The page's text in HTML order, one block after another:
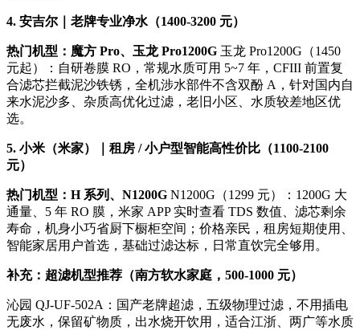
4. 安吉尔｜老牌专业净水（1400-3200 元）
热门机型：魔方 Pro、玉龙 Pro1200G 玉龙 Pro1200G（1450
元起）：自研卷膜 RO，常规水质可用 5~7 年，CFIII 前置复
合滤芯拦截泥沙铁锈，全机涉水部件不含双酚 A，针对国内自
来水泥沙多、杂质高优化过滤，老旧小区、水质较差地区优
选。
5. 小米（米家）｜租房 / 小户型智能高性价比（1100-2100
元）
热门机型：H 系列、N1200G N1200G（1299 元）：1200G 大
通量、5 年 RO 膜，米家 APP 实时查看 TDS 数值、滤芯剩余
寿命，机身小巧省厨下橱柜空间；价格亲民，租房短期使用、
智能家居用户首选，基础过滤达标，日常直饮完全够用。
补充：超滤机型推荐（南方软水家庭，500-1000 元）
沁园 QJ-UF-502A：国产老牌超滤，五级物理过滤，不用插电
无废水，保留矿物质，出水烧开饮用，适合江浙、两广等水质